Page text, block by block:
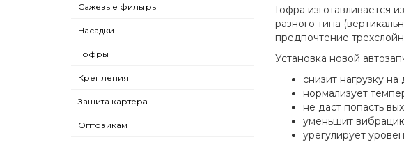
Сажевые фильтры
Насадки
Гофры
Крепления
Защита картера
Оптовикам
Гофра изготавливается
разного типа
предпочтение
Установка новой
снизит нагрузку
нормализует
не даст попасть
уменьшит
урегулирует